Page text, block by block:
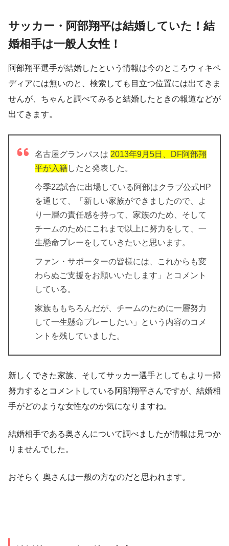
サッカー・阿部翔平は結婚していた！結
婚相手は一般人女性！
阿部翔平選手が結婚したという情報は今のところウィキペ
ディアには無いのと、検索しても目立つ位置には出てきま
せんが、ちゃんと調べてみると結婚したときの報道などが
出てきます。
名古屋グランパスは 2013年9月5日、DF阿部翔
平が入籍したと発表した。
今季22試合に出場している阿部はクラブ公式HP
を通じて、「新しい家族ができましたので、よ
り一層の責任感を持って、家族のため、そして
チームのためにこれまで以上に努力をして、一
生懸命プレーをしていきたいと思います。
ファン・サポーターの皆様には、これからも変
わらぬご支援をお願いいたします」とコメント
している。
家族ももちろんだが、チームのために一層努力
して一生懸命プレーしたい」という内容のコメ
ントを残していました。
新しくできた家族、そしてサッカー選手としてもより一掃
努力するとコメントしている阿部翔平さんですが、結婚相
手がどのような女性なのか気になりますね。
結婚相手である奥さんについて調べましたが情報は見つか
りませんでした。
おそらく 奥さんは一般の方なのだと思われます。